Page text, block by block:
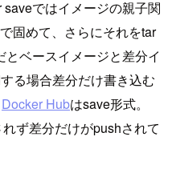
ではイメージの親子関
固めて、さらにそれをtar
ベースイメージと差分イ
る場合差分だけ書き込む
Docker Hubはsave形式。
ず差分だけがpushされて